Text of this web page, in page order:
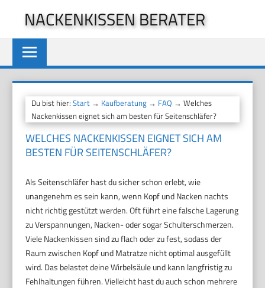
springen
NACKENKISSEN BERATER
Du bist hier:Start → Kaufberatung → FAQ → Welches
Nackenkissen eignet sich am besten für Seitenschläfer?
WELCHES NACKENKISSEN EIGNET SICH AM
BESTEN FÜR SEITENSCHLÄFER?
Als Seitenschläfer hast du sicher schon erlebt, wie
unangenehm es sein kann, wenn Kopf und Nacken nachts
nicht richtig gestützt werden. Oft führt eine falsche Lagerung
zu Verspannungen, Nacken- oder sogar Schulterschmerzen.
Viele Nackenkissen sind zu flach oder zu fest, sodass der
Raum zwischen Kopf und Matratze nicht optimal ausgefüllt
wird. Das belastet deine Wirbelsäule und kann langfristig zu
Fehlhaltungen führen. Vielleicht hast du auch schon mehrere